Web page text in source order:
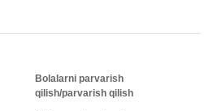
Bolalarni parvarish
qilish/parvarish qilish